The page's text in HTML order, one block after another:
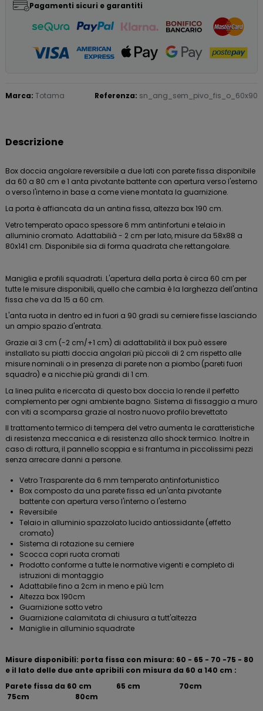
Pagamenti sicuri e garantiti
Marca: Totama Referenza: sn_ang_sem_pivo_fis_o_60x90
Descrizione
Box doccia angolare reversibile a due lati con parete fissa disponibile
da 60 a 80 cm e 1 anta pivotante battente con apertura verso l'esterno
o verso l'interno in base a come viene montata la guarnizione.
La porta è affiancata da un antina fissa, altezza box 190 cm.
Vetro temperato opaco spessore 6 mm antinfortuni e telaio in
alluminio cromato. Adattabilià - 2 cm per lato, misure da 58x88 a
80x141 cm. Disponibile sia di forma quadrata che rettangolare.
Maniglia e profili squadrati. L'apertura della porta è circa 60 cm per
tutte le misure disponibili, quello che cambia è la larghezza dell'antina
fissa che va da 15 a 60 cm.
L'anta ruota in dentro ed in fuori a 90 gradi su cerniere fisse lasciando
un ampio spazio d'entrata.
Grazie ai 3 cm (-2 cm/+1 cm) di adattabilità il box può essere
installato su piatti doccia angolari più piccoli di 2 cm rispetto alle
misure nominali o in presenza di parete non a piombo (pareti fuori
squadro) e a nicchie più grandi di 1 cm.
La linea pulita e ricercata di questo box doccia lo rende il perfetto
complemento per ogni ambiente bagno. Sistema di fissaggio a muro
con viti a scomparsa grazie al nostro nuovo profilo brevettato
Il trattamento termico di tempera del vetro aumenta le caratteristiche
di resistenza meccanica e di resistenza allo shock termico. Inoltre in
caso di rottura, il pannello scoppia e si frantuma in piccolissimi pezzi
senza arrecare danni a persone.
Vetro Trasparente da 6 mm temperato antinfortunistico
Box composto da una parete fissa ed un'anta pivotante
battente con apertura verso l'interno o l'esterno
Reversibile
Telaio in alluminio spazzolato lucido antiossidante (effetto
cromato)
Sistema di rotazione su cerniere
Scocca copri ruota cromati
Prodotto conforme a tutte le normative vigenti e completo di
istruzioni di montaggio
Adattabile fino a 2cm in meno e più 1cm
Altezza box 190cm
Guarnizione sotto vetro
Guarnizione calamitata di chiusura a tutt'altezza
Maniglie in alluminio squadrate
Misure disponibili: porta fissa con misura: 60 - 65 - 70 -75 - 80
e il lato delle due ante apribili con misura da 60 a 140 cm :
Parete fissa da 60 cm 65 cm 70cm
75cm 80cm